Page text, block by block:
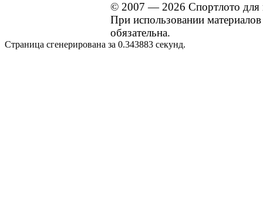
© 2007 — 2026 Спортлото для
При использовании
обязательна.
Страница сгенерирована за 0.343883 секунд.